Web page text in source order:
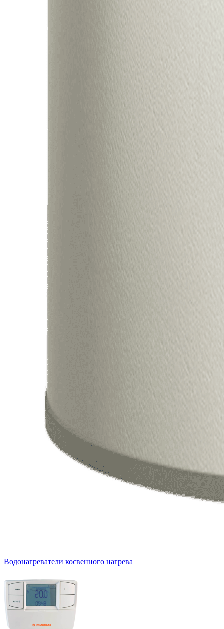
Водонагреватели косвенного нагрева